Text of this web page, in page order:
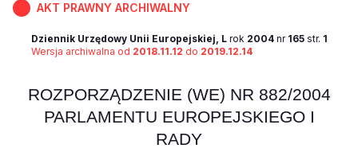
AKT PRAWNY ARCHIWALNY
Dziennik Urzędowy Unii Europejskiej, Lrok 2004nr 165str. 1
Wersja archiwalna od 2018.11.12 do 2019.12.14
ROZPORZĄDZENIE (WE) NR 882/2004
PARLAMENTU EUROPEJSKIEGO I
RADY